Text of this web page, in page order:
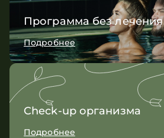
Программа без лечения
Подробнее
Check-up организма
Подробнее